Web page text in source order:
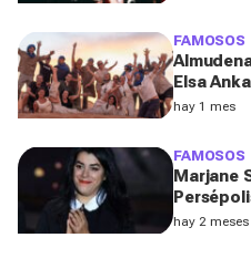
FAMOSOS
Elsa
viajan al
hay 1 mes
FAMOSOS
Marjane
año
hay 2 meses